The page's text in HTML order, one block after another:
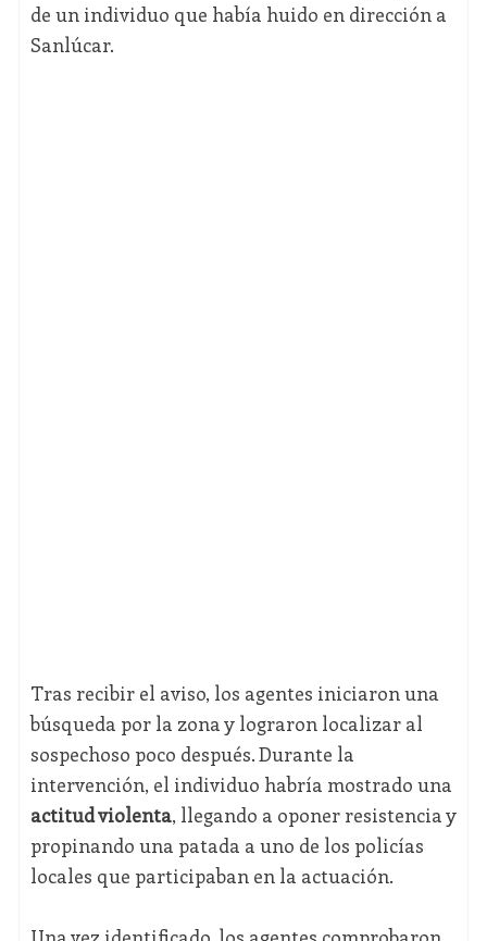
de un individuo que había huido en dirección a
Sanlúcar.
Tras recibir el aviso, los agentes iniciaron una
búsqueda por la zona y lograron localizar al
sospechoso poco después. Durante la
intervención, el individuo habría mostrado una
actitud violenta, llegando a oponer resistencia y
propinando una patada a uno de los policías
locales que participaban en la actuación.